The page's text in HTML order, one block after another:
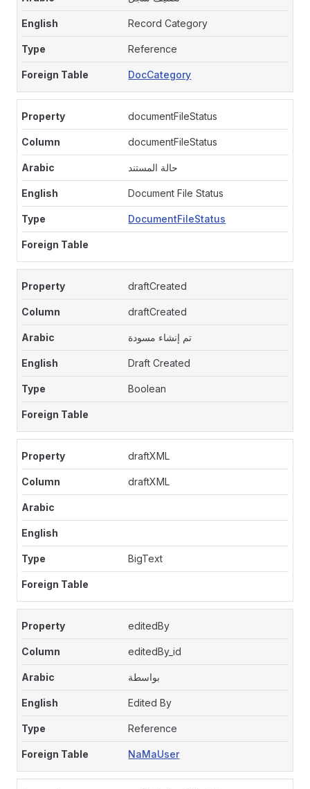
Record Category
Reference
DocCategory
documentFileStatus
documentFileStatus
حالة المستند
Document File Status
DocumentFileStatus
draftCreated
draftCreated
تم إنشاء مسودة
Draft Created
Boolean
draftXML
draftXML
BigText
editedBy
editedBy_id
بواسطة
Edited By
Reference
NaMaUser